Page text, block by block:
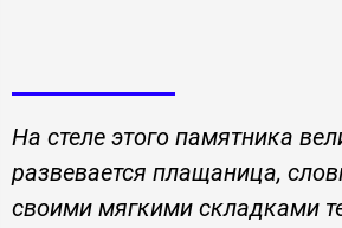
На стеле этого памятника
развевается плащаница,
своими мягкими складками